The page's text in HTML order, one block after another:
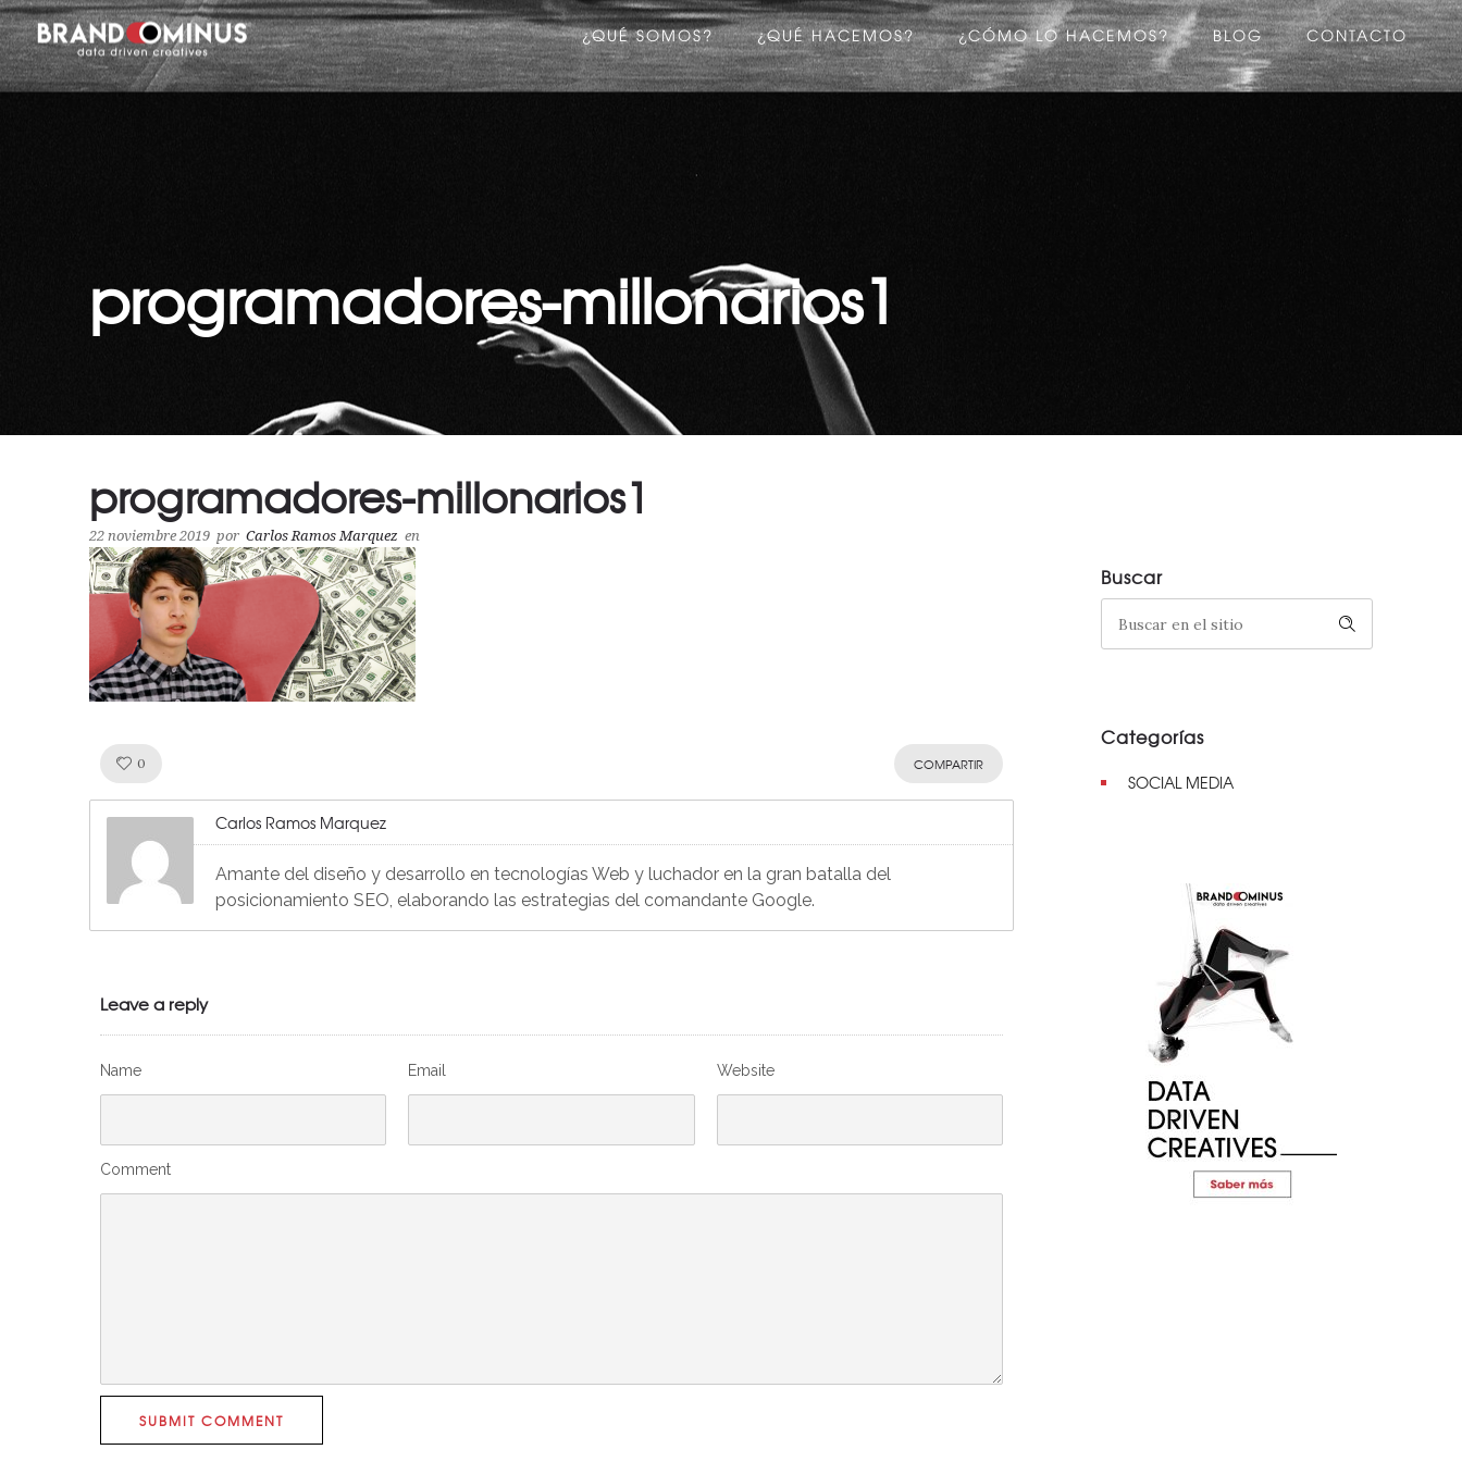
¿QUÉ SOMOS? ¿QUÉ HACEMOS? ¿CÓMO LO HACEMOS? BLOG CONTACTO
programadores-millonarios1
programadores-millonarios1
22 noviembre 2019 por Carlos Ramos Marquez en
0 COMPARTIR
Carlos Ramos Marquez
Amante del diseño y desarrollo en tecnologías Web y luchador en la gran batalla del
posicionamiento SEO, elaborando las estrategias del comandante Google.
Leave a reply
Name Email Website
Comment
SUBMIT COMMENT
Buscar
Categorías
SOCIAL MEDIA